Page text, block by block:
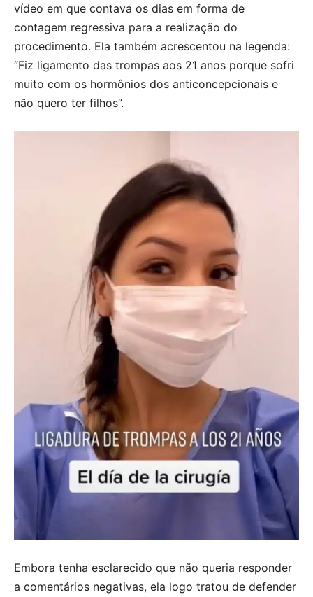
vídeo em que contava os dias em forma de
contagem regressiva para a realização do
procedimento. Ela também acrescentou na legenda:
“Fiz ligamento das trompas aos 21 anos porque sofri
muito com os hormônios dos anticoncepcionais e
não quero ter filhos”.
Embora tenha esclarecido que não queria responder
a comentários negativas, ela logo tratou de defender